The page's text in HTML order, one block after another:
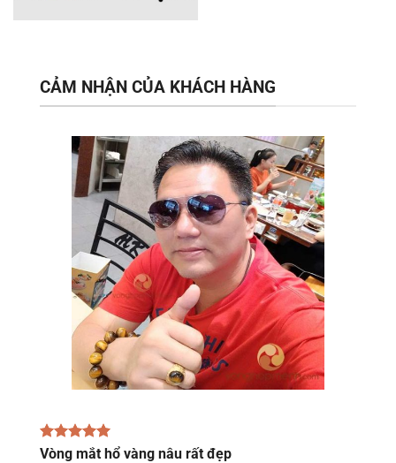
CẢM NHẬN CỦA KHÁCH HÀNG
Vòng mắt hổ vàng nâu rất đẹp